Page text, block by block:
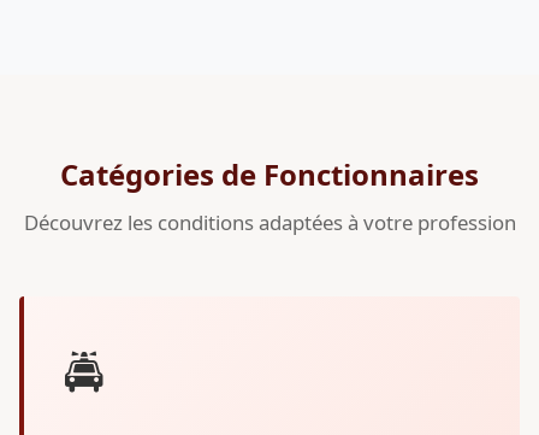
Catégories de Fonctionnaires
Découvrez les conditions adaptées à votre profession
🚔